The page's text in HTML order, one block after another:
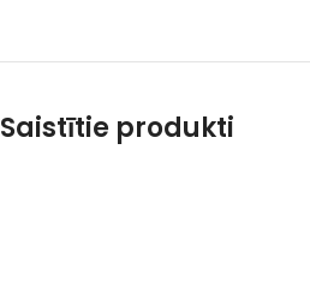
Saistītie produkti